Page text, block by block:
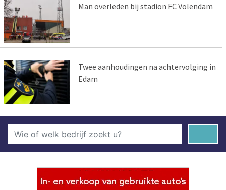
Man overleden bij stadion FC Volendam
Twee aanhoudingen na achtervolging in
Edam